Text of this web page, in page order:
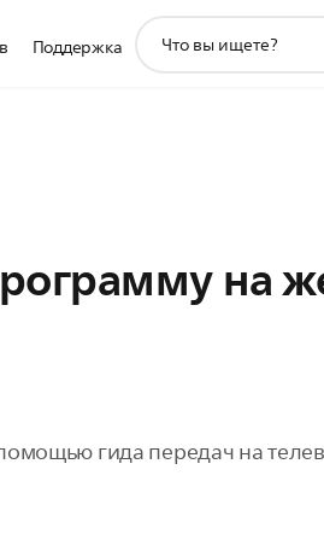
Поддержка
поддержки
на
гида передач на